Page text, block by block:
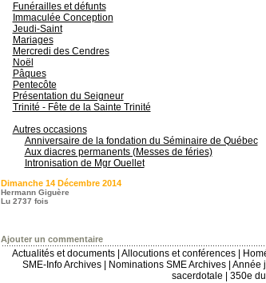
Funérailles et défunts
Immaculée Conception
Jeudi-Saint
Mariages
Mercredi des Cendres
Noël
Pâques
Pentecôte
Présentation du Seigneur
Trinité - Fête de la Sainte Trinité
Autres occasions
Anniversaire de la fondation du Séminaire de Québec
Aux diacres permanents (Messes de féries)
Intronisation de Mgr Ouellet
Dimanche 14 Décembre 2014
Hermann Giguère
Lu 2737 fois
Ajouter un commentaire
Actualités et documents Allocutions et conférences
SME-Info Archives
Nominations SME Archives Année
sacerdotale
350e